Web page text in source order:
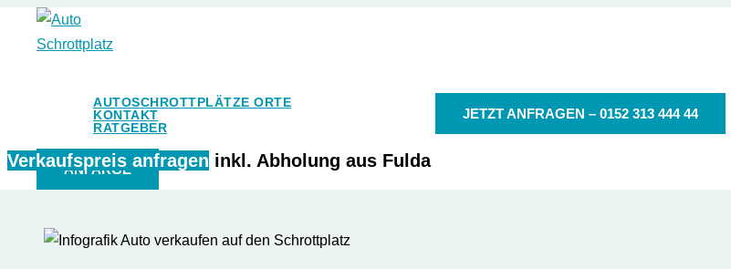
Inhalt
AUTOSCHROTTPLÄTZE ORTE
KONTAKT
RATGEBER
ANFARGE
JETZT ANFRAGEN – 0152 313 444 44
Verkaufspreis anfragen inkl. Abholung aus Fulda